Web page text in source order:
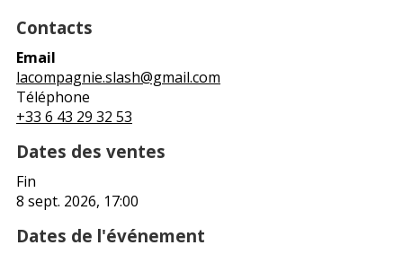
Contacts
Email
lacompagnie.slash@gmail.com
Téléphone
+33 6 43 29 32 53
Dates des ventes
Fin
8 sept. 2026, 17:00
Dates de l'événement